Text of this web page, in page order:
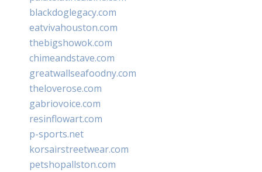
blackdoglegacy.com
eatvivahouston.com
thebigshowok.com
chimeandstave.com
greatwallseafoodny.com
theloverose.com
gabriovoice.com
resinflowart.com
p-sports.net
korsairstreetwear.com
petshopallston.com